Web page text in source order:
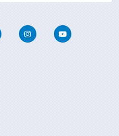
Twitter InstagramYoutube